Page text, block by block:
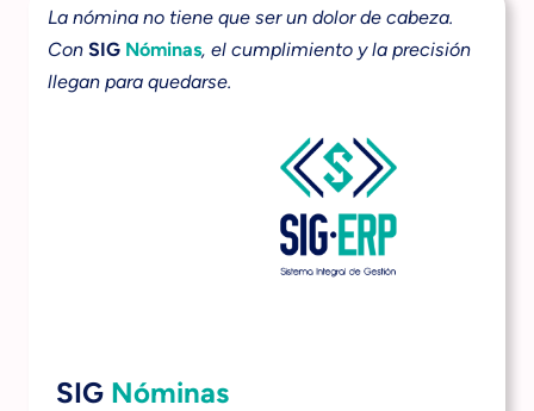
La nómina no tiene que ser un dolor de cabeza.
Con SIG Nóminas, el cumplimiento y la precisión
llegan para quedarse.
SIG Nóminas